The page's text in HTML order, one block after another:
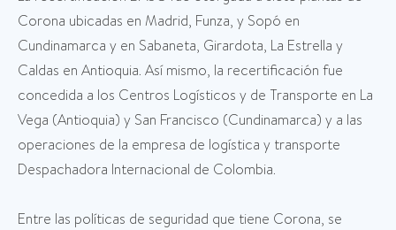
Corona ubicadas en Madrid, Funza, y Sopó en
Cundinamarca y en Sabaneta, Girardota, La Estrella y
Caldas en Antioquia. Así mismo, la recertificación fue
concedida a los Centros Logísticos y de Transporte en La
Vega (Antioquia) y San Francisco (Cundinamarca) y a las
operaciones de la empresa de logística y transporte
Despachadora Internacional de Colombia.
Entre las políticas de seguridad que tiene Corona, se